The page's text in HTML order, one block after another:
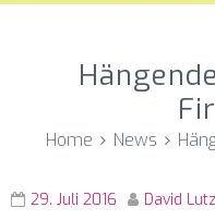
Home News
29. Juli 2016 David Lutz